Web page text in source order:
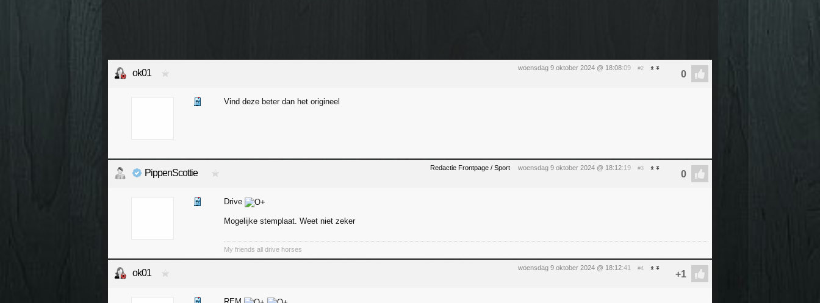
woensdag 9 oktober 2024 @ 18:08:09 #2
ok01
Vind deze beter dan het origineel
Redactie Frontpage / Sport woensdag 9 oktober 2024 @ 18:12:19 #3
PippenScottie
Drive
Mogelijke stemplaat. Weet niet zeker
My friends all drive horses
woensdag 9 oktober 2024 @ 18:12:41 #4
ok01